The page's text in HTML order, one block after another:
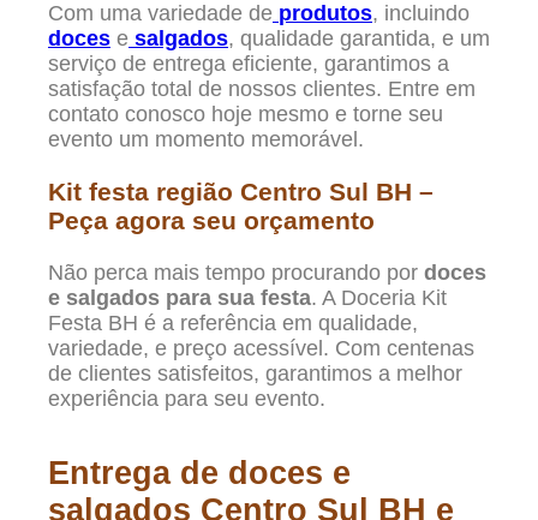
Com uma variedade de produtos, incluindo
doces e salgados, qualidade garantida, e um
serviço de entrega eficiente, garantimos a
satisfação total de nossos clientes. Entre em
contato conosco hoje mesmo e torne seu
evento um momento memorável.
Kit festa região Centro Sul BH –
Peça agora seu orçamento
Não perca mais tempo procurando por doces
e salgados para sua festa. A Doceria Kit
Festa BH é a referência em qualidade,
variedade, e preço acessível. Com centenas
de clientes satisfeitos, garantimos a melhor
experiência para seu evento.
Entrega de doces e
salgados Centro Sul BH e